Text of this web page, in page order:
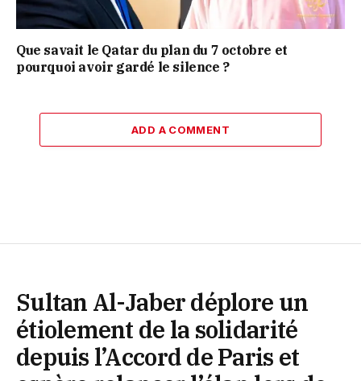
Que savait le Qatar du plan du 7 octobre et
pourquoi avoir gardé le silence ?
ADD A COMMENT
Sultan Al-Jaber déplore un
étiolement de la solidarité
depuis l’Accord de Paris et